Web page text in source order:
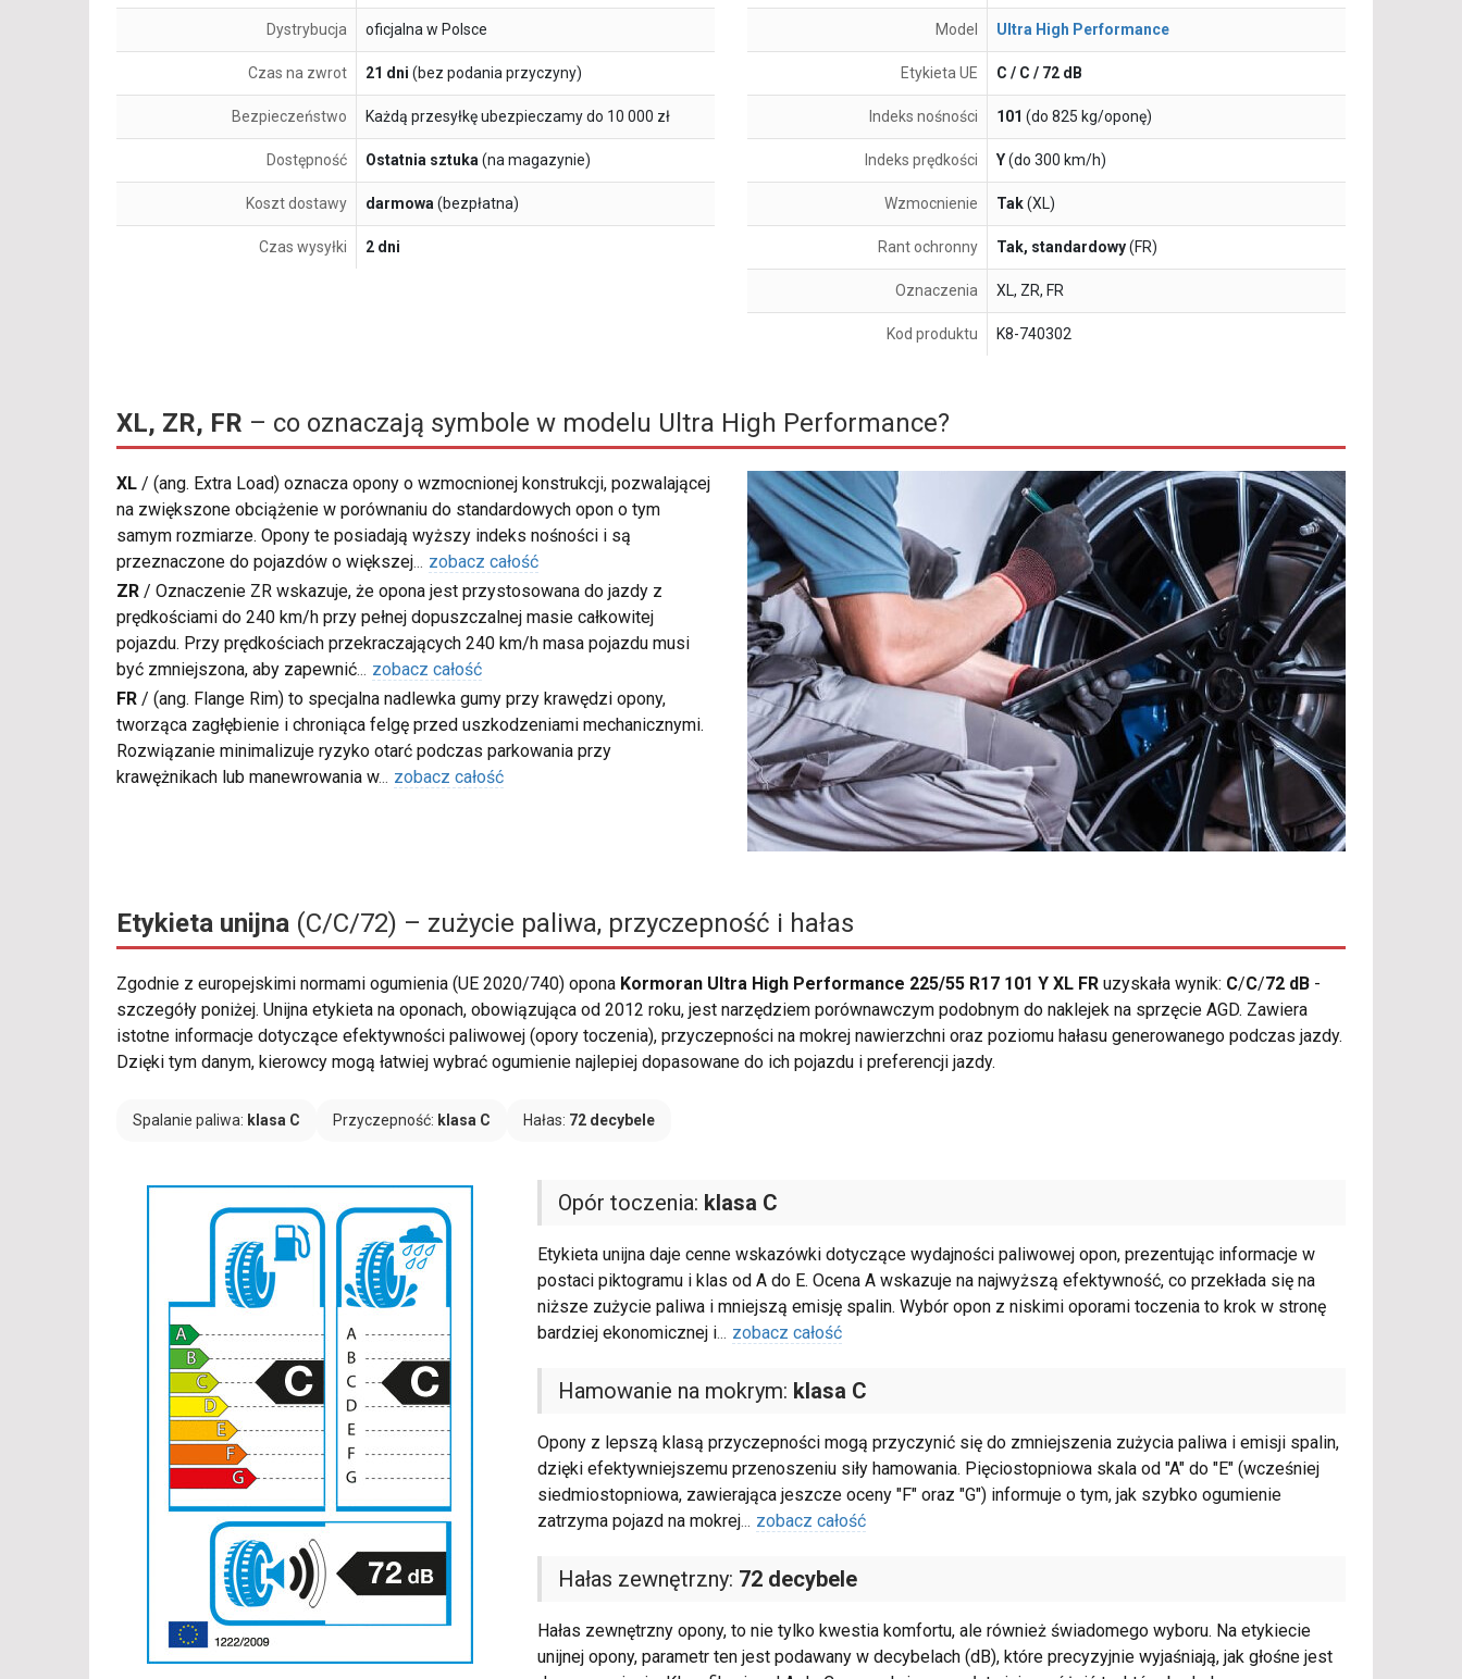
Dystrybucja oficjalna w Polsce
Czas na zwrot 21 dni (bez podania przyczyny)
Bezpieczeństwo Każdą przesyłkę ubezpieczamy do 10 000 zł
Dostępność Ostatnia sztuka(na magazynie)
Koszt dostawy darmowa(bezpłatna)
Czas wysyłki 2 dni
Model Ultra High Performance
Etykieta UE C / C / 72 dB
Indeks nośności 101 (do 825 kg/oponę)
Indeks prędkości Y(do 300 km/h)
Wzmocnienie Tak(XL)
Rant ochronny Tak, standardowy(FR)
Oznaczenia XL, ZR, FR
Kod produktu K8-740302
XL, ZR, FR – co oznaczają symbole w modelu Ultra High Performance?
XL / (ang. Extra Load) oznacza opony o wzmocnionej konstrukcji, pozwalającej
na zwiększone obciążenie w porównaniu do standardowych opon o tym
samym rozmiarze. Opony te posiadają wyższy indeks nośności i są
przeznaczone do pojazdów o większej... zobacz całość
ZR / Oznaczenie ZR wskazuje, że opona jest przystosowana do jazdy z
prędkościami do 240 km/h przy pełnej dopuszczalnej masie całkowitej
pojazdu. Przy prędkościach przekraczających 240 km/h masa pojazdu musi
być zmniejszona, aby zapewnić... zobacz całość
FR / (ang. Flange Rim) to specjalna nadlewka gumy przy krawędzi opony,
tworząca zagłębienie i chroniąca felgę przed uszkodzeniami mechanicznymi.
Rozwiązanie minimalizuje ryzyko otarć podczas parkowania przy
krawężnikach lub manewrowania w... zobacz całość
Etykieta unijna (C/C/72) – zużycie paliwa, przyczepność i hałas
Zgodnie z europejskimi normami ogumienia (UE 2020/740) opona Kormoran Ultra High Performance 225/55 R17 101 Y XL FR uzyskała wynik: C/C/72 dB -
szczegóły poniżej. Unijna etykieta na oponach, obowiązująca od 2012 roku, jest narzędziem porównawczym podobnym do naklejek na sprzęcie AGD. Zawiera
istotne informacje dotyczące efektywności paliwowej (opory toczenia), przyczepności na mokrej nawierzchni oraz poziomu hałasu generowanego podczas jazdy.
Dzięki tym danym, kierowcy mogą łatwiej wybrać ogumienie najlepiej dopasowane do ich pojazdu i preferencji jazdy.
Spalanie paliwa: klasa C Przyczepność: klasa C Hałas: 72 decybele
Opór toczenia: klasa C
Etykieta unijna daje cenne wskazówki dotyczące wydajności paliwowej opon, prezentując informacje w
postaci piktogramu i klas od A do E. Ocena A wskazuje na najwyższą efektywność, co przekłada się na
niższe zużycie paliwa i mniejszą emisję spalin. Wybór opon z niskimi oporami toczenia to krok w stronę
bardziej ekonomicznej i... zobacz całość
Hamowanie na mokrym: klasa C
Opony z lepszą klasą przyczepności mogą przyczynić się do zmniejszenia zużycia paliwa i emisji spalin,
dzięki efektywniejszemu przenoszeniu siły hamowania. Pięciostopniowa skala od "A" do "E" (wcześniej
siedmiostopniowa, zawierająca jeszcze oceny "F" oraz "G") informuje o tym, jak szybko ogumienie
zatrzyma pojazd na mokrej... zobacz całość
Hałas zewnętrzny: 72 decybele
Hałas zewnętrzny opony, to nie tylko kwestia komfortu, ale również świadomego wyboru. Na etykiecie
unijnej opony, parametr ten jest podawany w decybelach (dB), które precyzyjnie wyjaśniają, jak głośne jest